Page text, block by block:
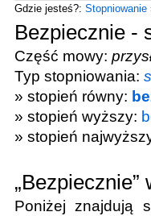
Gdzie jesteś?: Stopniowanie
Bezpiecznie -
Część mowy:
Typ stopniowania:
» stopień równy:
» stopień wyższy:
» stopień
„Bezpiecznie”
Poniżej znajdują